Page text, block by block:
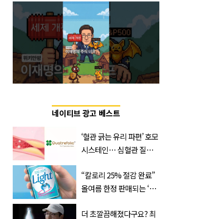
네이티브 광고 베스트
‘혈관 긁는 유리 파편’ 호모
시스테인… 심혈관 질환
“칼로리 25% 절감 완료”
올여름 한정 판매되는 ‘최
더 초깔끔해졌다구요? 최